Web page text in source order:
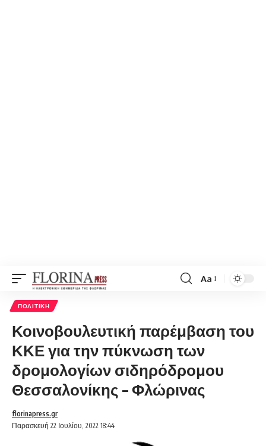
Font
Aa
ΠΟΛΙΤΙΚΉ
Κοινοβουλευτική παρέμβαση του
ΚΚΕ για την πύκνωση των
δρομολογίων σιδηρόδρομου
Θεσσαλονίκης – Φλώρινας
Παρασκευή 22 Ιουλίου, 2022 18:44
florinapress.gr